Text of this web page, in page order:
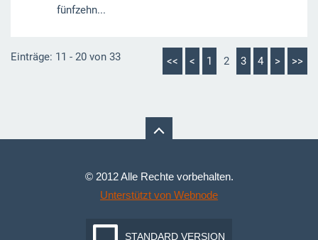
fünfzehn...
Einträge: 11 - 20 von 33 << < 1 2 3 4 > >>
© 2012 Alle Rechte vorbehalten.
Unterstützt von Webnode
STANDARD VERSION